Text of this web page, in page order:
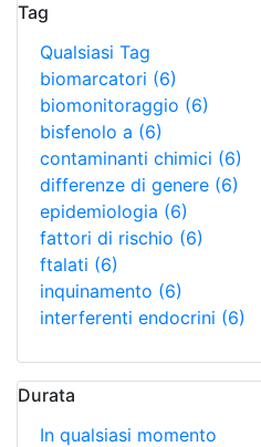
Tag
Qualsiasi Tag
biomarcatori (6)
biomonitoraggio (6)
bisfenolo a (6)
contaminanti chimici (6)
differenze di genere (6)
epidemiologia (6)
fattori di rischio (6)
ftalati (6)
inquinamento (6)
interferenti endocrini (6)
Durata
In qualsiasi momento